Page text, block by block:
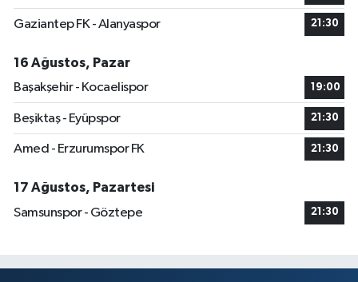
Gaziantep FK - Alanyaspor 21:30
16 Ağustos, Pazar
Başakşehir - Kocaelispor
19:00
Beşiktaş - Eyüpspor 21:30
Amed - Erzurumspor FK 21:30
17 Ağustos, Pazartesi
Samsunspor - Göztepe
21:30